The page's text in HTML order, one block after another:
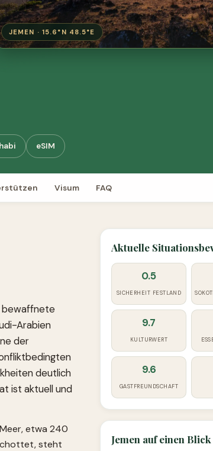
JEMEN · 15.6°N 48.5°E
eSIM
Visum FAQ
bewaffnete
Arabien
der
deutlich
ist aktuell und
etwa 240
steht
Aktuelle
0.5
SICHERHEIT FESTLAND
9.7
KULTURWERT
9.6
GASTFREUNDSCHAFT
Jemen auf einen Blick